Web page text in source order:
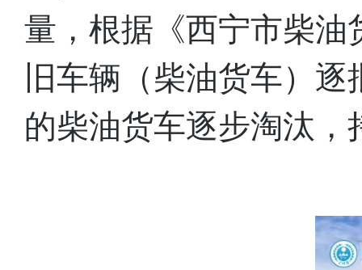
量，根据《西宁市柴油
旧车辆（柴油货车）
的柴油货车逐步淘汰